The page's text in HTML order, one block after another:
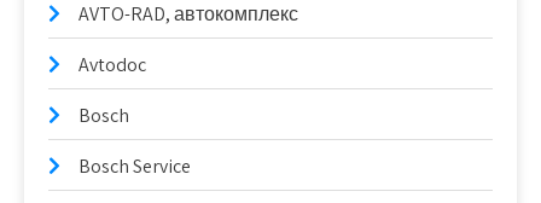
AVTO-RAD, автокомплекс
Avtodoc
Bosch
Bosch Service